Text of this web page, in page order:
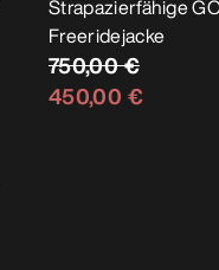
Strapazierfähige
Freeridejacke
750,00 €
450,00 €